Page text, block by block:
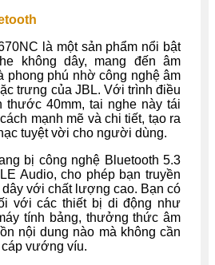
là một sản phẩm nổi bật
không dây, mang đến âm
phong phú nhờ công nghệ âm
trưng của JBL. Với trình điều
thước 40mm, tai nghe này tái
mạnh mẽ và chi tiết, tạo ra
tuyệt vời cho người dùng.
bị công nghệ Bluetooth 5.3
Audio, cho phép bạn truyền
với chất lượng cao. Bạn có
với các thiết bị di động như
tính bảng, thưởng thức âm
nội dung nào mà không cần
vướng víu.